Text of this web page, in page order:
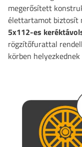
megerősített
élettartamot biztosít
5x112-es
rögzítőfurattal
körben helyezkednek